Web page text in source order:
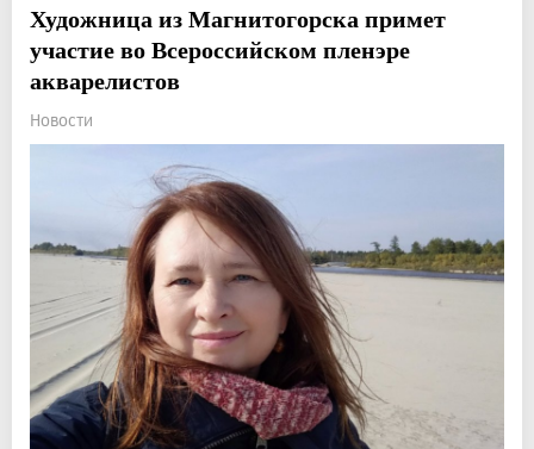
Художница из Магнитогорска примет
участие во Всероссийском пленэре
акварелистов
Новости